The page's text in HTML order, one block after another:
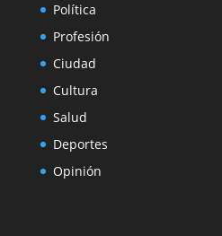
Política
Profesión
Ciudad
Cultura
Salud
Deportes
Opinión